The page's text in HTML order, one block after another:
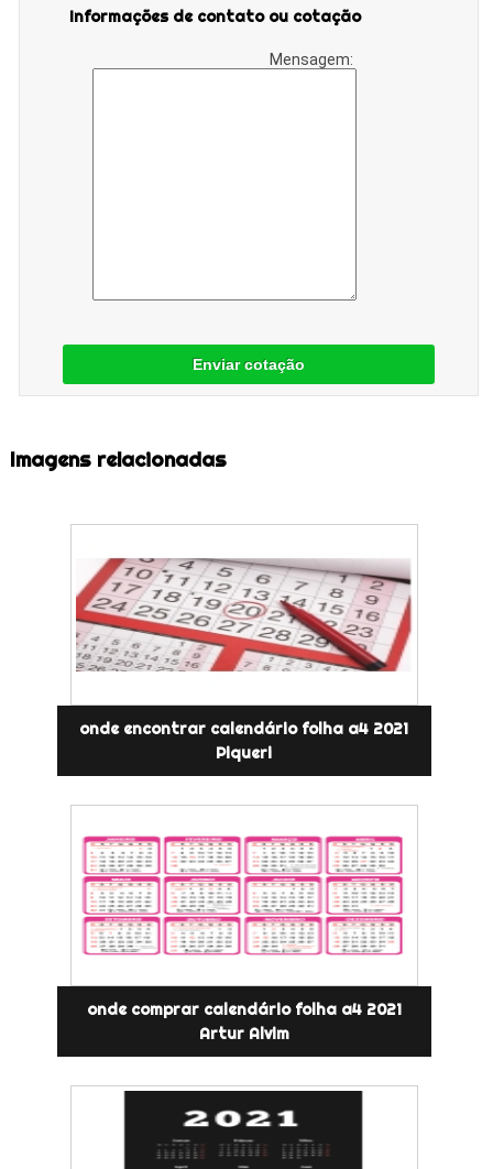
Informações de contato ou cotação
Mensagem:
Enviar cotação
Imagens relacionadas
onde encontrar calendário folha a4 2021
Piqueri
onde comprar calendário folha a4 2021
Artur Alvim